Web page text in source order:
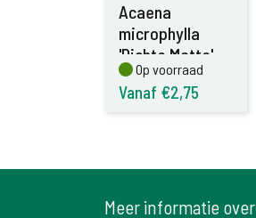
Acaena
microphylla
'Dichte Matte'
P9Op voorraad
Op voorraad
Vanaf €2,75
Meer informatie over